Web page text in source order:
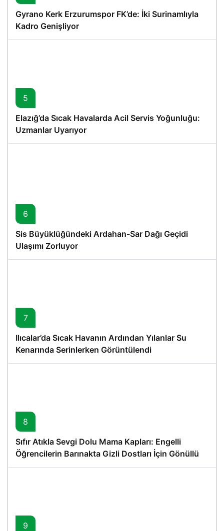
Gyrano Kerk Erzurumspor FK’de: İki Surinamlıyla
Kadro Genişliyor
5
Elazığ’da Sıcak Havalarda Acil Servis Yoğunluğu:
Uzmanlar Uyarıyor
6
Sis Büyüklüğündeki Ardahan-Sar Dağı Geçidi
Ulaşımı Zorluyor
7
Ilıcalar’da Sıcak Havanın Ardından Yılanlar Su
Kenarında Serinlerken Görüntülendi
8
Sıfır Atıkla Sevgi Dolu Mama Kapları: Engelli
Öğrencilerin Barınakta Gizli Dostları İçin Gönüllü
Proje
9